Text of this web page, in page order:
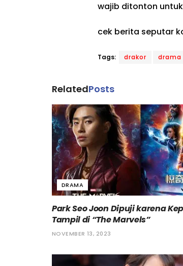
wajib ditonton
cek berita seputar
Tags: drakor drama
RelatedPosts
DRAMA
Park Seo Joon Dipuji karena
Tampil di “The Marvels”
NOVEMBER 13, 2023